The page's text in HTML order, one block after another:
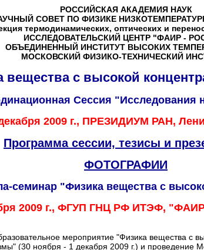
РОССИЙСКАЯ АКАДЕМИЯ НАУК
СОВЕТ ПО ФИЗИКЕ
термодинамических, оптических и
ИССЛЕДОВАТЕЛЬСКИЙ ЦЕНТР "ФАИР -
ОБЪЕДИНЕННЫЙ ИНСТИТУТ ВЫСОКИХ
МОСКОВСКИЙ ФИЗИКО-ТЕХНИЧЕСКИЙ
вещества с высокой
Сессия "Исследования
2009 г., ПРЕЗИДИУМ РАН,
Программа сессии, тезисы и
ФОТОГРАФИИ
семинар "Физика вещества с
2009 г., ФГУП ГНЦ РФ ИТЭФ,
мероприятие "Физика вещества с
(30 ноября - 1 декабря 2009 г.) и